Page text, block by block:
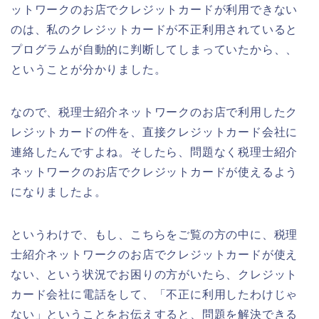
ットワークのお店でクレジットカードが利用できない
のは、私のクレジットカードが不正利用されていると
プログラムが自動的に判断してしまっていたから、、
ということが分かりました。
なので、税理士紹介ネットワークのお店で利用したク
レジットカードの件を、直接クレジットカード会社に
連絡したんですよね。そしたら、問題なく税理士紹介
ネットワークのお店でクレジットカードが使えるよう
になりましたよ。
というわけで、もし、こちらをご覧の方の中に、税理
士紹介ネットワークのお店でクレジットカードが使え
ない、という状況でお困りの方がいたら、クレジット
カード会社に電話をして、「不正に利用したわけじゃ
ない」ということをお伝えすると、問題を解決できる